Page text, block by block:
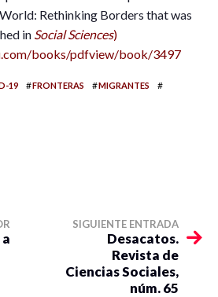
Rethinking Borders that was
in Social Sciences)
books/pdfview/book/3497
19 #FRONTERAS #MIGRANTES #
SIGUIENTE ENTRADA
Desacatos.
Revista de
Ciencias Sociales,
núm. 65